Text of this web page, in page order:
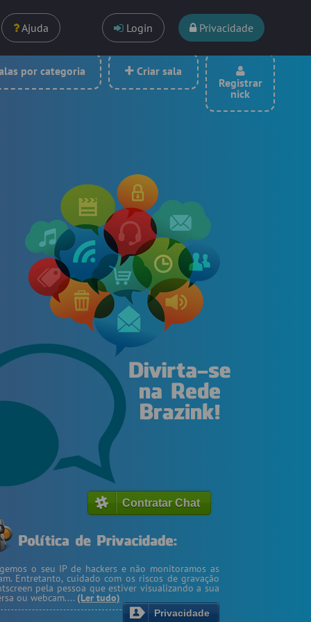
Ajuda Login Privacidade
por categoria
Criar sala
Registrar
nick
Contratar Chat
o seu IP de hackers e não monitoramos as
Entretanto, cuidado com os riscos de gravação
pela pessoa que estiver visualizando a sua
ou webcam.... (Ler tudo)
Privacidade